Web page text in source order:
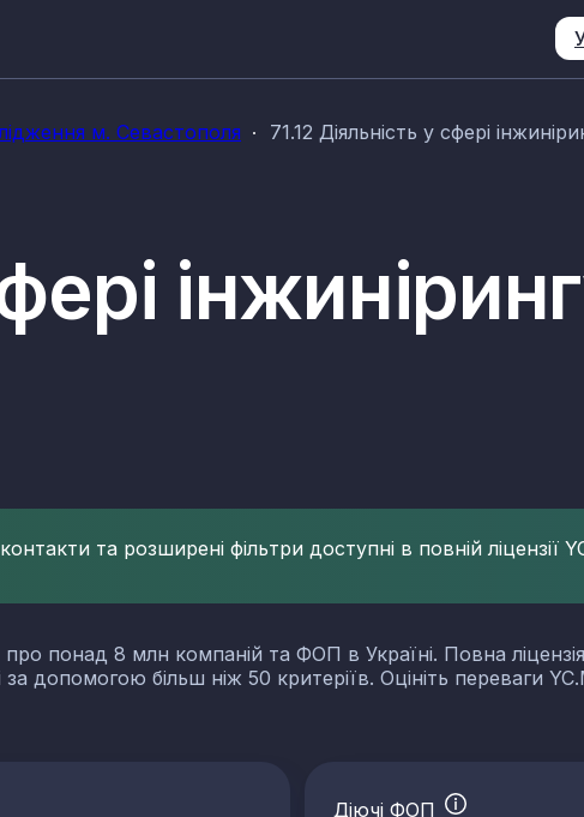
м. Севастополя 71.12 Діяльність у сфері
та розширені фільтри доступні в повній ліцензії
понад 8 млн компаній та ФОП в Україні. Повна
допомогою більш ніж 50 критеріїв. Оцініть переваги
Діючі ФОП